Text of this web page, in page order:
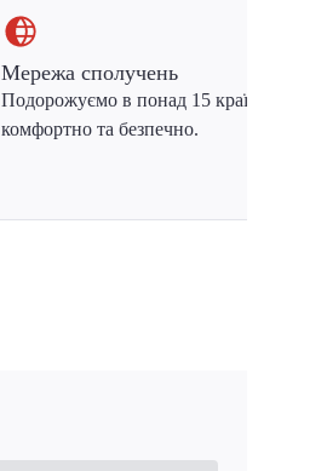
Мережа сполучень
Подорожуємо в понад 15 країн Європи
комфортно та безпечно.